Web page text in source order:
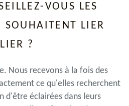
VOUS LES
SOUHAITENT LIER
?
Nous recevons à la fois des
ce qu'elles recherchent
d'être éclairées dans leurs